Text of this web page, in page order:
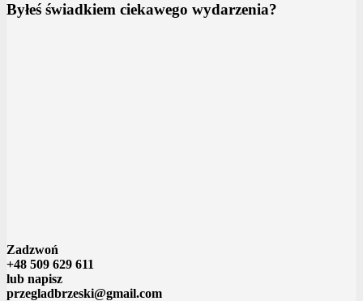
Byłeś świadkiem ciekawego wydarzenia?
Zadzwoń
+48 509 629 611
lub napisz
przegladbrzeski@gmail.com